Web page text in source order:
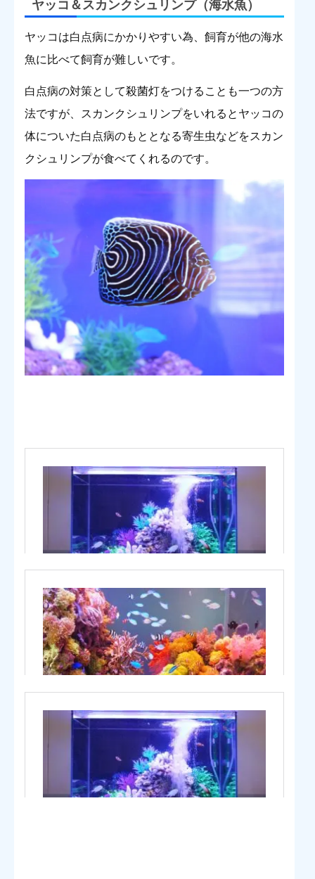
ヤッコ＆スカンクシュリンプ（海水魚）
ヤッコは白点病にかかりやすい為、飼育が他の海水
魚に比べて飼育が難しいです。
白点病の対策として殺菌灯をつけることも一つの方
法ですが、スカンクシュリンプをいれるとヤッコの
体についた白点病のもととなる寄生虫などをスカン
クシュリンプが食べてくれるのです。